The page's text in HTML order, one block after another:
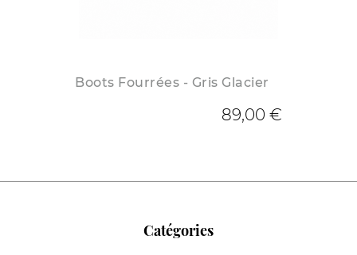
Boots Fourrées - Gris Glacier
89,00 €
Catégories